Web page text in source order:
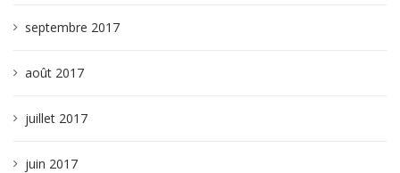
septembre 2017
août 2017
juillet 2017
juin 2017